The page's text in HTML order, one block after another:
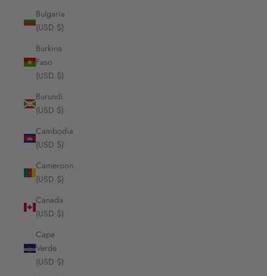
Bulgaria
(USD $)
Burkina
Faso
(USD $)
Burundi
(USD $)
Cambodia
(USD $)
Cameroon
(USD $)
Canada
(USD $)
Cape
Verde
(USD $)